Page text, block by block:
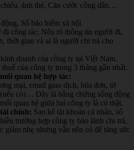
ảnh thẻ, Căn cước công dân…
Sổ bảo hiểm xã hội.
đi công tác: Nêu rõ thông tin người đi,
thời gian và ai là người chi trả cho
doanh của công ty tại Việt Nam.
của công ty trong 3 tháng gần nhất.
quan hệ hợp tác:
mại, email giao dịch, hóa đơn, tờ
có)… Đây là bằng chứng sống động
quan hệ giữa hai công ty là có thật.
chính: Sao kê tài khoản cá nhân, sổ
trường hợp công ty bảo lãnh chi trả,
giảm nhẹ nhưng vẫn nên có để tăng sức